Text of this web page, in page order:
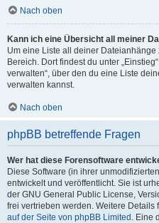
Nach oben
Kann ich eine Übersicht all meiner
Um eine Liste all deiner
Bereich. Dort findest du unter
verwalten“, über den du eine Liste
verwalten kannst.
Nach oben
phpBB betreffende Fragen
Wer hat diese Forensoftware
Diese Software (in ihrer
entwickelt und veröffentlicht. Sie ist
der GNU General Public License,
frei vertrieben werden. Weitere Details
auf der Seite von phpBB Limited . Eine